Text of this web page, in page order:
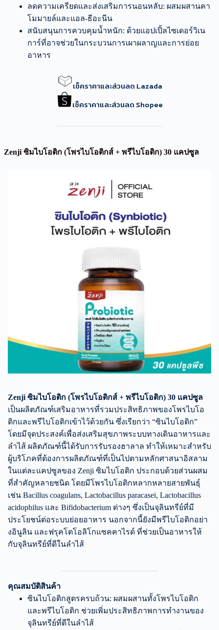
ลดความเครียดและส่งเสริมการนอนหลับ: ผสมผสานคา
โมมายล์และแอล-ธีอะนีน
สนับสนุนการควบคุมน้ำหนัก: ด้วยแอปเปิ้ลไซเดอร์วิเน
การ์ที่อาจช่วยในกระบวนการเผาผลาญและการย่อย
อาหาร
เช็คราคาและส่วนลด Lazada
เช็คราคาและส่วนลด Shopee
Zenji ซิมไบโอติก (โพรไบโอติกส์ + พรีไบโอติก) 30 แคปซูล
Zenji ซิมไบโอติก (โพรไบโอติกส์ + พรีไบโอติก) 30 แคปซูล
เป็นผลิตภัณฑ์เสริมอาหารที่รวมประสิทธิภาพของโพรไบโอ
ติกและพรีไบโอติกเข้าไว้ด้วยกัน ซึ่งเรียกว่า “ซินไบโอติก”
โดยมีจุดประสงค์เพื่อส่งเสริมสุขภาพระบบทางเดินอาหารและ
ลำไส้ ผลิตภัณฑ์นี้ได้รับการรับรองฮาลาล ทำให้เหมาะสำหรับ
ผู้บริโภคที่ต้องการผลิตภัณฑ์ที่เป็นไปตามหลักศาสนาอิสลาม
ในแต่ละแคปซูลของ Zenji ซิมไบโอติก ประกอบด้วยส่วนผสม
ที่สำคัญหลายชนิด โดยมีโพรไบโอติกหลากหลายสายพันธุ์
เช่น Bacillus coagulans, Lactobacillus paracasei, Lactobacillus
acidophilus และ Bifidobacterium ต่างๆ ซึ่งเป็นจุลินทรีย์ที่มี
ประโยชน์ต่อระบบย่อยอาหาร นอกจากนี้ยังมีพรีไบโอติกอย่า
งอินูลิน และฟรุคโตโอลิโกแซคคาไรด์ ที่ช่วยเป็นอาหารให้
กับจุลินทรีย์ที่ดีในลำไส้
คุณสมบัติสินค้า
ซินไบโอติกสูตรครบถ้วน: ผสมผสานทั้งโพรไบโอติก
และพรีไบโอติก ช่วยเพิ่มประสิทธิภาพการทำงานของ
จุลินทรีย์ที่ดีในลำไส้